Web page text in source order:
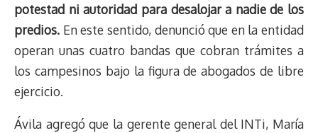
potestad ni autoridad para desalojar a nadie de los
predios. En este sentido, denunció que en la entidad
operan unas cuatro bandas que cobran trámites a
los campesinos bajo la figura de abogados de libre
ejercicio.
Ávila agregó que la gerente general del INTi, María